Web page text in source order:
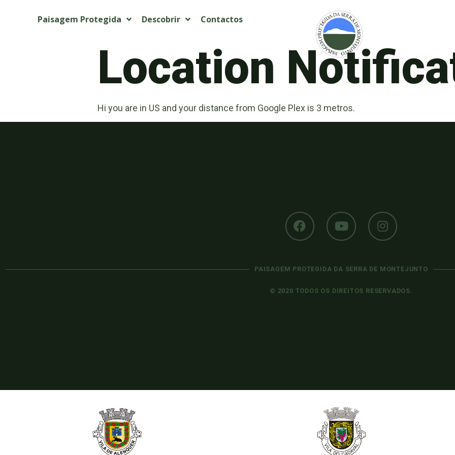
Paisagem Protegida Descobrir Contactos
Location
Hi you are in US and your distance from Google Plex is 3 metros.
PAISAGEM PROTEGIDA DA SERRA DE MONTEJUNTO
© 2020 TODOS OS DIREITOS RESERVADOS.